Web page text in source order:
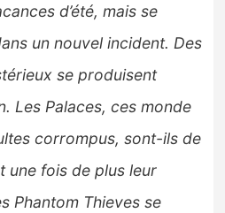
d’été, mais se
un nouvel incident. Des
se produisent
Les Palaces, ces monde
corrompus, sont-ils de
une fois de plus leur
Phantom Thieves se